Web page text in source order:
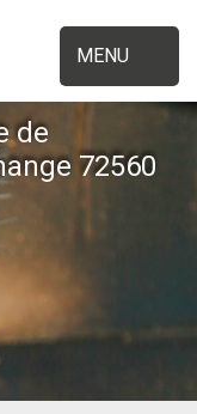
MENU
de
72560